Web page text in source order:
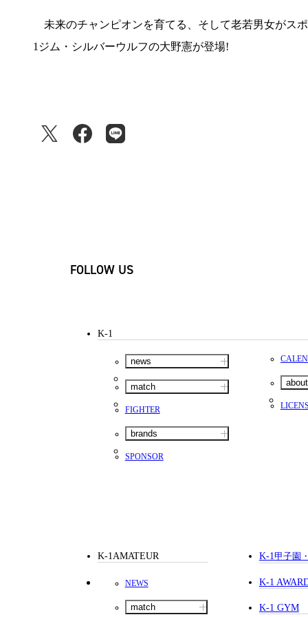
未来のチャンピオンを育てる、そして老若男女がス
1ジム・シルバーウルフの大野憲が登場!
FOLLOW US
K-1
news
match
FIGHTER
brands
SPONSOR
about
K-1AMATEUR
NEWS
match
K-1甲子園
K-1
K-1 GYM